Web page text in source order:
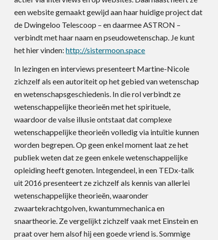
een website gemaakt gewijd aan haar huidige project dat
de Dwingeloo Telescoop – en daarmee ASTRON –
verbindt met haar naam en pseudowetenschap. Je kunt
het hier vinden:http://sistermoon.space
In lezingen en interviews presenteert Martine-Nicole
zichzelf als een autoriteit op het gebied van wetenschap
en wetenschapsgeschiedenis. In die rol verbindt ze
wetenschappelijke theorieën met het spirituele,
waardoor de valse illusie ontstaat dat complexe
wetenschappelijke theorieën volledig via intuïtie kunnen
worden begrepen. Op geen enkel moment laat ze het
publiek weten dat ze geen enkele wetenschappelijke
opleiding heeft genoten. Integendeel, in een TEDx-talk
uit 2016 presenteert ze zichzelf als kennis van allerlei
wetenschappelijke theorieën, waaronder
zwaartekrachtgolven, kwantummechanica en
snaartheorie. Ze vergelijkt zichzelf vaak met Einstein en
praat over hem alsof hij een goede vriend is. Sommige